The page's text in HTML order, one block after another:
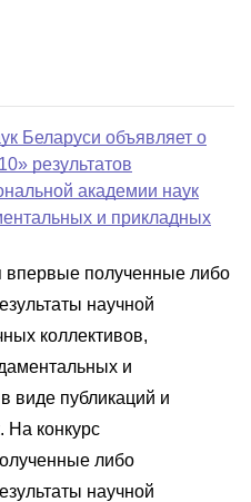
Беларуси объявляет о
результатов
академии наук
и прикладных
впервые полученные либо
научной
коллективов,
и
виде публикаций и
На конкурс
либо
научной